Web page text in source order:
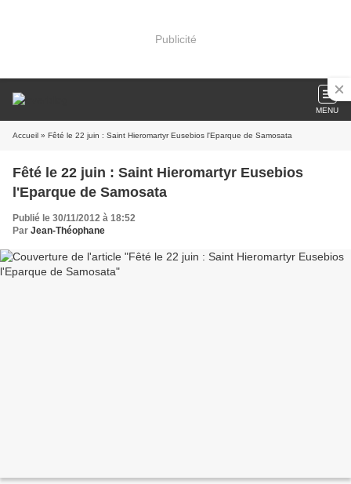
Publicité
MENU
Accueil » Fêté le 22 juin : Saint Hieromartyr Eusebios l'Eparque de Samosata
Fêté le 22 juin : Saint Hieromartyr Eusebios
l'Eparque de Samosata
Publié le 30/11/2012 à 18:52
Par Jean-Théophane